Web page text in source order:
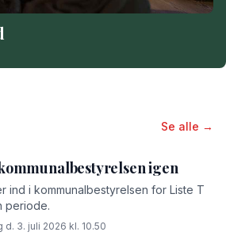
Se alle →
igen
ind i kommunalbestyrelsen for Liste T
periode.
3. juli 2026 kl. 10.50